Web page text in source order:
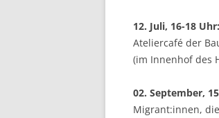
12. Juli, 16-18 Uhr:
Ateliercafé der
(im Innenhof des
02. September,
Migrant:innen,